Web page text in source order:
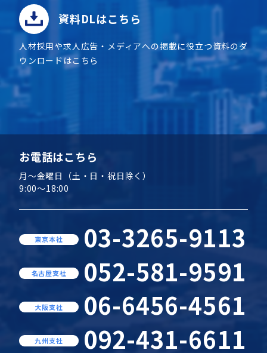
資料DLはこちら
人材採用や求人広告・メディアへの掲載に役立つ資料のダ
ウンロードはこちら
お電話はこちら
月～金曜日（土・日・祝日除く）
9:00～18:00
東京本社 03-3265-9113
名古屋支社 052-581-9591
大阪支社 06-6456-4561
九州支社 092-431-6611